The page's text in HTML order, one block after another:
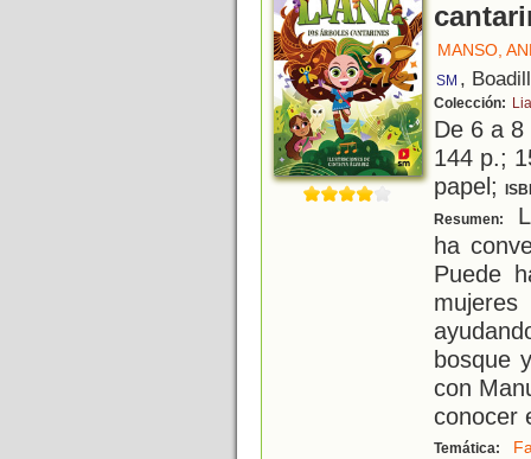
MANSO,
SM ,
Colección:
De 6 a
144 p.;
papel;
Resumen:
ha
Puede
bosque
con
conocer
Temática: